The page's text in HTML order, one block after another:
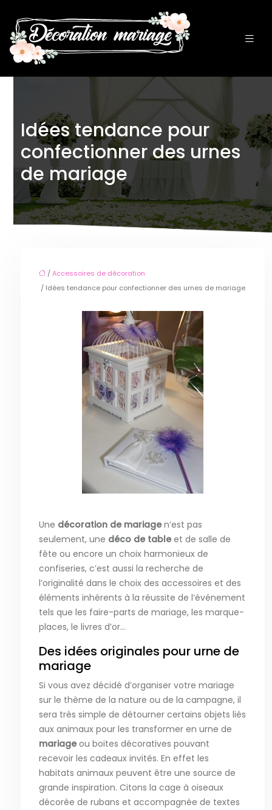
Idées tendance pour
confectionner des urnes
de mariage
/Accessoires de décoration
/ Idées tendance pour confectionner des urnes de mariage
Une décoration de mariage n’est pas
seulement, une déco de table et de salle de
fête ou encore un choix harmonieux de
confiseries, c’est aussi la recherche de
l’originalité dans le choix des accessoires et des
éléments inhérents à la réussite de l’événement
tels que les faire-parts de mariage, les marque-
places, le livres d’or…
Des idées originales pour urne de
mariage
Si vous avez décidé d’organiser votre mariage
sur le thème de la nature ou de la campagne, il
sera très simple de détourner certains objets liés
aux animaux pour les transformer en urne de
mariage ou boites décoratives pouvant
recevoir les cadeaux invités. En effet les
habitats animaux peuvent être une source de
grande inspiration. Citons la cage à oiseaux
décorée de rubans et accompagnée de textes